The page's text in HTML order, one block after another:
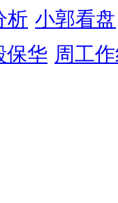
析 小郭看盘
保华 周工